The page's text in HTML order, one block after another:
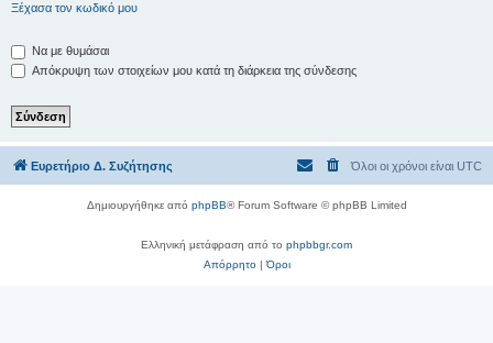
Ξέχασα τον κωδικό μου
Να με θυμάσαι
Απόκρυψη των στοιχείων μου κατά τη διάρκεια της σύνδεσης
Ευρετήριο Δ. Συζήτησης Όλοι οι χρόνοι είναι UTC
Δημιουργήθηκε από phpBB® Forum Software © phpBB Limited
Ελληνική μετάφραση από το phpbbgr.com
Απόρρητο|Όροι